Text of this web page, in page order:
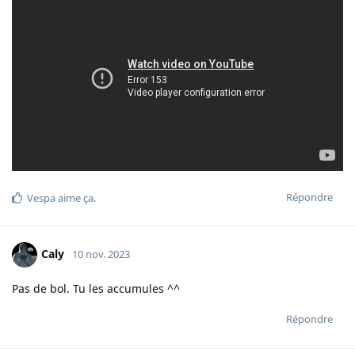
Répondre
Vespaaime ça.
Caly 10 nov. 2023
Pas de bol. Tu les accumules ^^
Répondre